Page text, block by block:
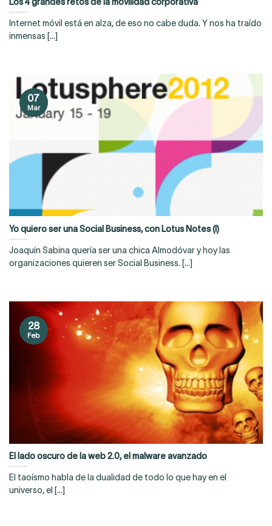
Internet móvil está en alza, de eso no cabe duda. Y nos ha traído
inmensas [...]
Yo quiero ser una Social Business, con Lotus Notes (I)
Joaquín Sabina quería ser una chica Almodóvar y hoy las
organizaciones quieren ser Social Business. [...]
07
Mar
El lado oscuro de la web 2.0, el malware avanzado
El taoísmo habla de la dualidad de todo lo que hay en el
universo, el [...]
28
Feb